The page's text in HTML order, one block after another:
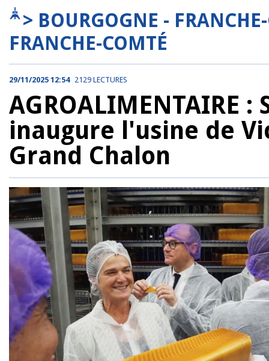
> BOURGOGNE -
FRANCHE-COMTÉ
29/11/2025 12:54 2129 LECTURES
AGROALIMENTAIRE
inaugure l'usine de
Grand Chalon